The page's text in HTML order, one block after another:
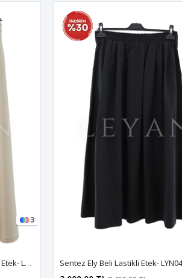
3
Sentez Rozie Yanı Fermuarlı Kloş Etek- LYN04596 Taş